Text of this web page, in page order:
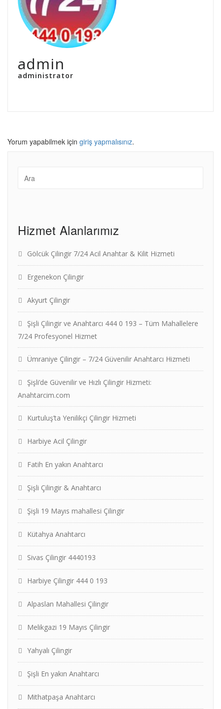
admin
administrator
Yorum yapabilmek için giriş yapmalısınız.
Hizmet Alanlarımız
Gölcük Çilingir 7/24 Acil Anahtar & Kilit Hizmeti
Ergenekon Çilingir
Akyurt Çilingir
Şişli Çilingir ve Anahtarcı 444 0 193 – Tüm Mahallelere
7/24 Profesyonel Hizmet
Ümraniye Çilingir – 7/24 Güvenilir Anahtarcı Hizmeti
Şişli’de Güvenilir ve Hızlı Çilingir Hizmeti:
Anahtarcim.com
Kurtuluş’ta Yenilikçi Çilingir Hizmeti
Harbiye Acil Çilingir
Fatih En yakın Anahtarcı
Şişli Çilingir & Anahtarcı
Şişli 19 Mayıs mahallesi Çilingir
Kütahya Anahtarcı
Sivas Çilingir 4440193
Harbiye Çilingir 444 0 193
Alpaslan Mahallesi Çilingir
Melikgazi 19 Mayıs Çilingir
Yahyalı Çilingir
Şişli En yakın Anahtarcı
Mithatpaşa Anahtarcı